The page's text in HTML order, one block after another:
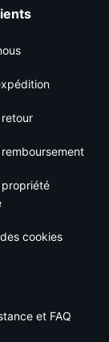
cookies
et FAQ